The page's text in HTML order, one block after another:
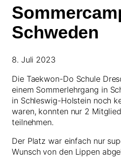
Schweden
8. Juli 2023
Die Taekwon-Do Schule
einem Sommerlehrgang in
in Schleswig-Holstein noch
waren, konnten nur 2
teilnehmen.
Der Platz war einfach nur
Wunsch von den Lippen